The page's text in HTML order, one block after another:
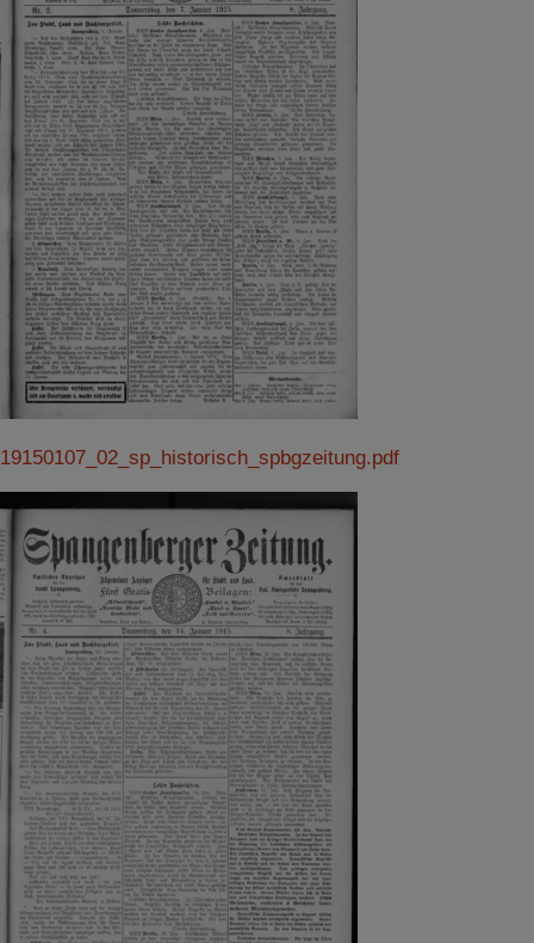
19150107_02_sp_historisch_spbgzeitung.pdf